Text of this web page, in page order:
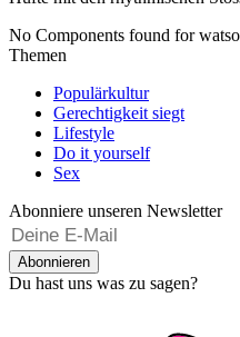
No Components found for
Themen
Populärkultur
Gerechtigkeit siegt
Lifestyle
Do it yourself
Sex
Abonniere unseren Newsletter
Abonnieren
Du hast uns was zu sagen?